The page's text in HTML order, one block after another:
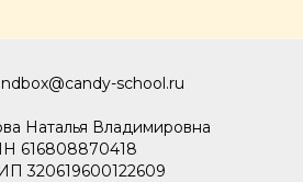
school.ru
Наталья Владимировна
616808870418
320619600122609